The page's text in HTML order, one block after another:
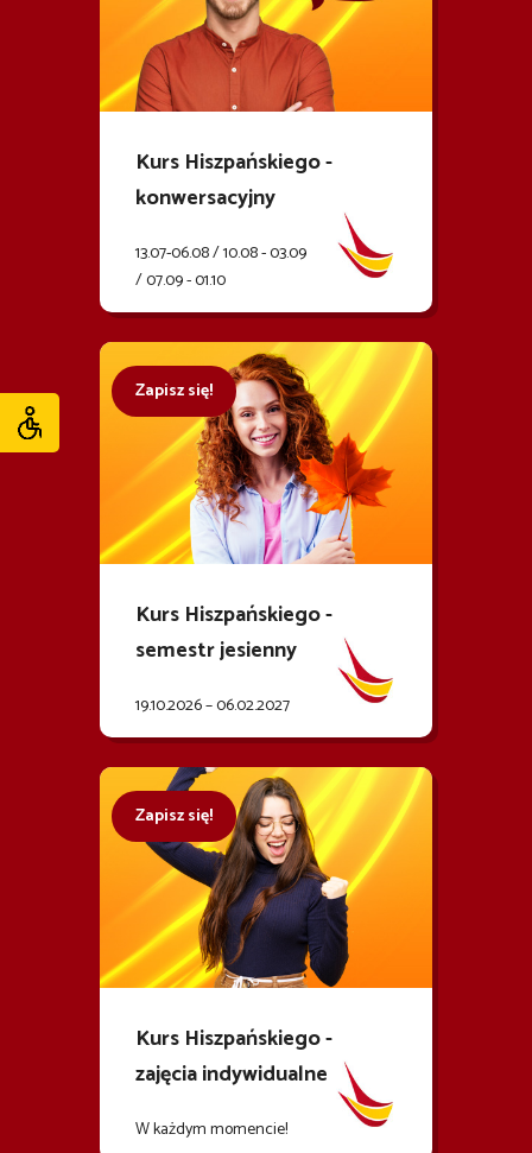
Kurs Hiszpańskiego -
konwersacyjny
13.07-06.08 / 10.08 - 03.09
/ 07.09 - 01.10
Zapisz się!
Kurs Hiszpańskiego -
semestr jesienny
19.10.2026 – 06.02.2027
Zapisz się!
Kurs Hiszpańskiego -
zajęcia indywidualne
W każdym momencie!